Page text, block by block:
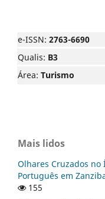
e-ISSN: 2763-6690
Qualis: B3
Área: Turismo
Mais lidos
Olhares Cruzados
Português em
155